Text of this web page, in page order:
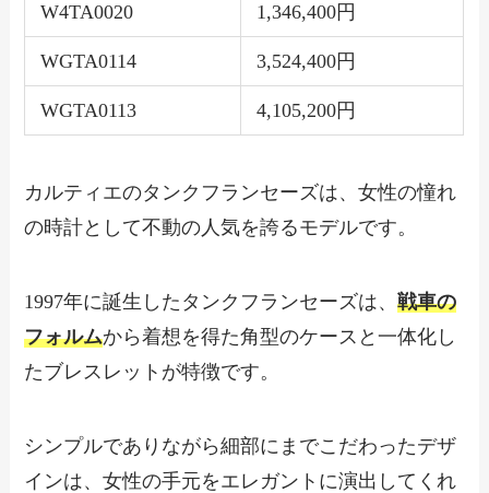
W4TA0020 1,346,400円
WGTA0114 3,524,400円
WGTA0113 4,105,200円
カルティエのタンクフランセーズは、女性の憧れ
の時計として不動の人気を誇るモデルです。
1997年に誕生したタンクフランセーズは、戦車の
フォルムから着想を得た角型のケースと一体化し
たブレスレットが特徴です。
シンプルでありながら細部にまでこだわったデザ
インは、女性の手元をエレガントに演出してくれ